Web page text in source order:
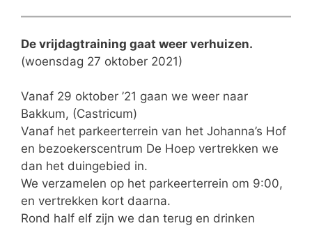
De vrijdagtraining gaat weer verhuizen.
(woensdag 27 oktober 2021)
Vanaf 29 oktober ’21 gaan we weer naar
Bakkum, (Castricum)
Vanaf het parkeerterrein van het Johanna’s Hof
en bezoekerscentrum De Hoep vertrekken we
dan het duingebied in.
We verzamelen op het parkeerterrein om 9:00,
en vertrekken kort daarna.
Rond half elf zijn we dan terug en drinken